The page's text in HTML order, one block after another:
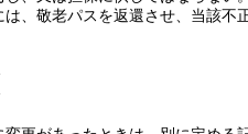
、敬老パスを返還させ、当該